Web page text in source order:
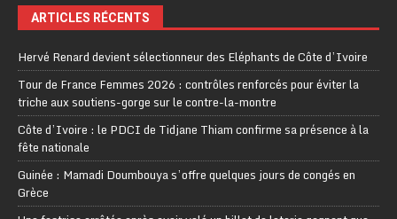
ARTICLES RÉCENTS
Hervé Renard devient sélectionneur des Eléphants de Côte d’Ivoire
Tour de France Femmes 2026 : contrôles renforcés pour éviter la
triche aux soutiens-gorge sur le contre-la-montre
Côte d’Ivoire : le PDCI de Tidjane Thiam confirme sa présence à la
fête nationale
Guinée : Mamadi Doumbouya s’offre quelques jours de congés en
Grèce